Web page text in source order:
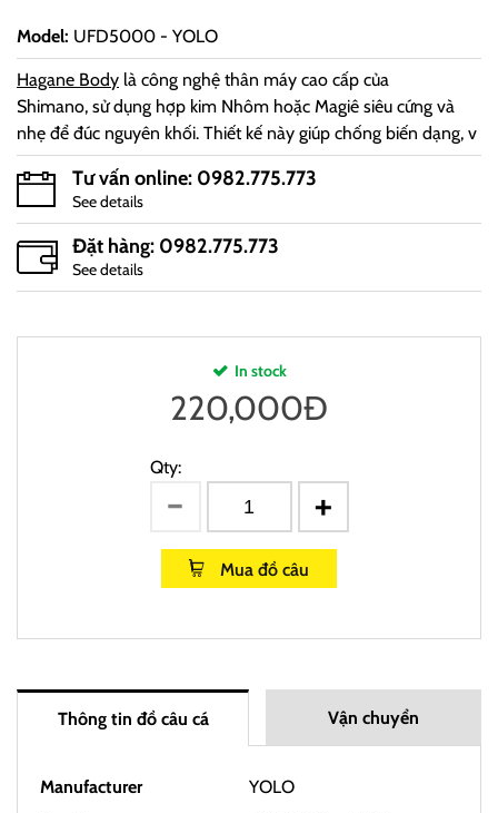
Model: UFD5000 - YOLO
Hagane Body là công nghệ thân máy cao cấp của
Shimano, sử dụng hợp kim Nhôm hoặc Magiê siêu cứng và
nhẹ để đúc nguyên khối. Thiết kế này giúp chống biến dạng, v
Tư vấn online: 0982.775.773
See details
Đặt hàng: 0982.775.773
See details
In stock
220,000Đ
Qty:
Mua đồ câu
Thông tin đồ câu cá Vận chuyển
Manufacturer
YOLO